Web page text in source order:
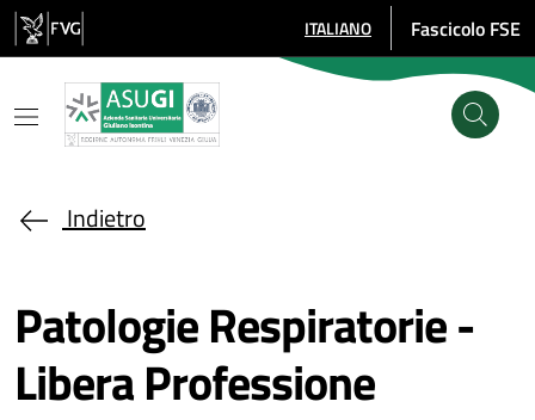
Salta al contenuto principale
SELEZIONE LINGUA: LINGUA
ITALIANO Fascicolo FSE
Indietro
Patologie Respiratorie -
Libera Professione